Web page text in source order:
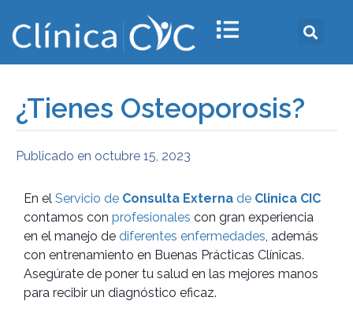
¿Tienes Osteoporosis?
Publicado en octubre 15, 2023
En el Servicio de Consulta Externa de Clinica CIC
contamos con profesionales con gran experiencia
en el manejo de diferentes enfermedades , además
con entrenamiento en Buenas Prácticas Clínicas.
Asegúrate de poner tu salud en las mejores manos
para recibir un diagnóstico eficaz.